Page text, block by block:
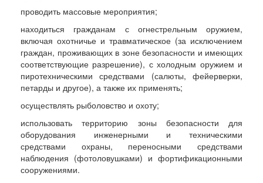
проводить массовые мероприятия;
находиться гражданам с огнестрельным оружием,
включая охотничье и травматическое (за исключением
граждан, проживающих в зоне безопасности и имеющих
соответствующие разрешение), с холодным оружием и
пиротехническими средствами (салюты, фейерверки,
петарды и другое), а также их применять;
осуществлять рыболовство и охоту;
использовать территорию зоны безопасности для
оборудования инженерными и техническими
средствами охраны, переносными средствами
наблюдения (фотоловушками) и фортификационными
сооружениями.